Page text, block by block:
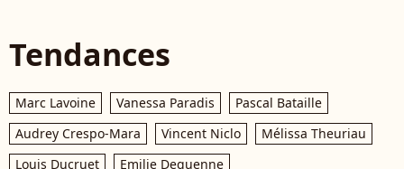
Tendances
Marc Lavoine Vanessa Paradis
Pascal Bataille
Audrey Crespo-Mara
Vincent Niclo
Mélissa Theuriau
Louis Ducruet
Emilie Dequenne